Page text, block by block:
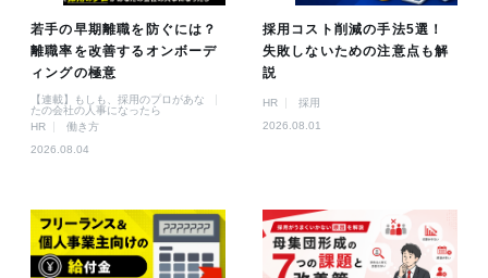
若手の早期離職を防ぐには？
離職率を改善するオンボーデ
ィングの極意
【連載】もしも、採用のプロがあな
たの会社の人事になったら
HR
働き方
2026.08.04
採用コスト削減の手法5選！
失敗しないための注意点も解
説
HR
採用
2026.08.01